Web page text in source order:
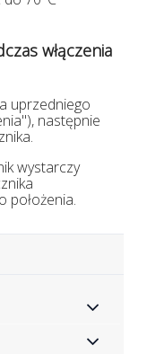
włączenia
uprzedniego
następnie
wystarczy
położenia.